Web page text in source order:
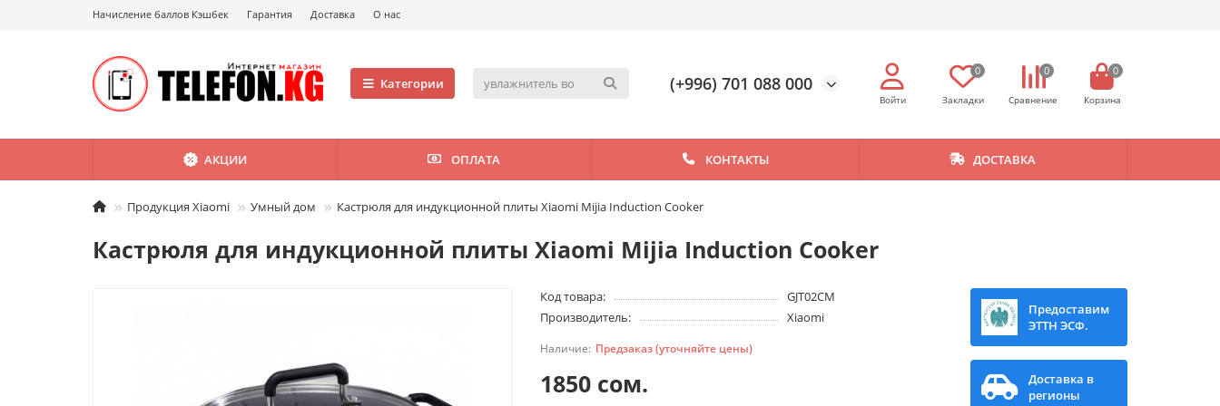
Начисление баллов Кэшбек Гарантия Доставка О нас
Категории (+996) 701 088 000
0 0 0
АКЦИИ ОПЛАТА КОНТАКТЫ ДОСТАВКА
Продукция Xiaomi Умный дом Кастрюля для индукционной плиты Xiaomi Mijia Induction Cooker
Кастрюля для индукционной плиты Xiaomi Mijia Induction Cooker
Код товара:
GJT02CM
Производитель:
Xiaomi
Предзаказ (уточняйте цены)
1850 сом.
Предоставим
ЭТТН ЭСФ.
Доставка в
регионы